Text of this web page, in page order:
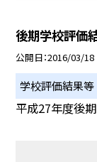
後期学校評価
公開日 2016/03/18
学校評価結果等
平成27年度後期